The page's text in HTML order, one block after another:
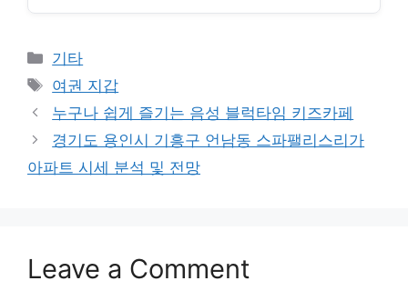
Categories
기타
Tags
여권 지갑
누구나 쉽게 즐기는 음성 블럭타임 키즈카페
경기도 용인시 기흥구 언남동 스파팰리스리가
아파트 시세 분석 및 전망
Leave a Comment